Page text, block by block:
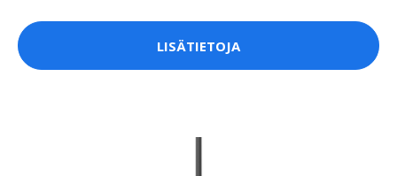
LISÄTIETOJA